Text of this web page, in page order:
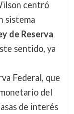
centró
sistema
de Reserva
sentido, ya
Federal, que
del
de interés